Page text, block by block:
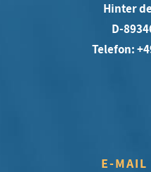
Hinter
D-
Telefon:
E-MAIL